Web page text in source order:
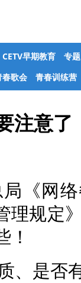
CETV早期教育
专题
春歌会 青春训练营
注意了
《网
理规定
、是否